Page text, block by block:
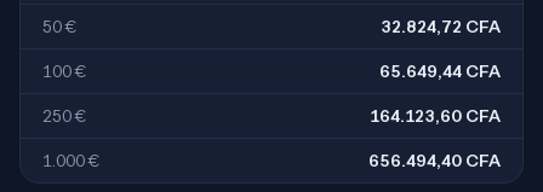
50 € 32.824,72 CFA
100 € 65.649,44 CFA
250 € 164.123,60 CFA
1.000 € 656.494,40 CFA